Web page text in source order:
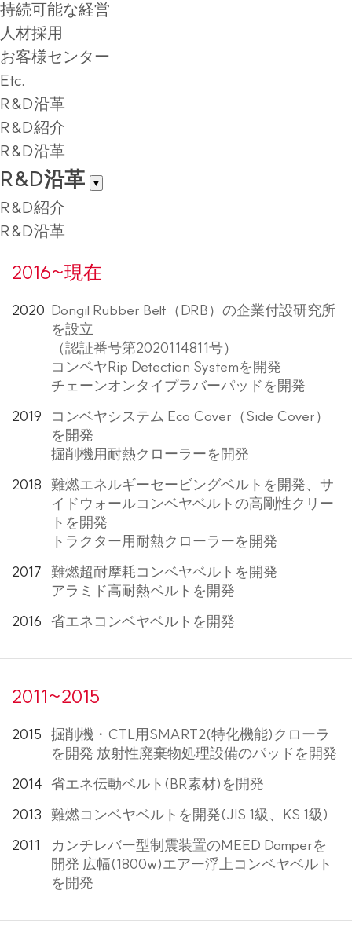
持続可能な経営
人材採用
お客様センター
Etc.
R&D沿革
R&D紹介
R&D沿革
R&D沿革 ▼
R&D紹介
R&D沿革
2016~現在
2020 Dongil Rubber Belt（DRB）の企業付設研究所
を設立
（認証番号第2020114811号）
コンベヤRip Detection Systemを開発
チェーンオンタイプラバーパッドを開発
2019
コンベヤシステム Eco Cover（Side Cover）
を開発
掘削機用耐熱クローラーを開発
2018 難燃エネルギーセービングベルトを開発、サ
イドウォールコンベヤベルトの高剛性クリー
トを開発
トラクター用耐熱クローラーを開発
2017 難燃超耐摩耗コンベヤベルトを開発
アラミド高耐熱ベルトを開発
2016 省エネコンベヤベルトを開発
2011~2015
2015 掘削機・CTL用SMART2(特化機能)クローラ
を開発 放射性廃棄物処理設備のパッドを開発
2014 省エネ伝動ベルト(BR素材)を開発
2013 難燃コンベヤベルトを開発(JIS 1級、KS 1級)
2011
カンチレバー型制震装置のMEED Damperを
開発 広幅(1800w)エアー浮上コンベヤベルト
を開発